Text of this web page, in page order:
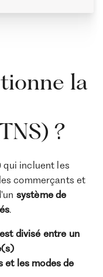
la
?
qui incluent les
commerçants et
système de
.
divisé entre un
et les modes de